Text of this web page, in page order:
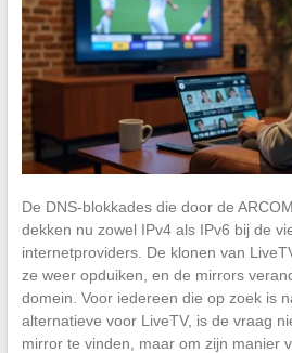
De DNS-blokkades die door de
dekken nu zowel IPv4 als IPv6 bij de
internetproviders. De klonen van
ze weer opduiken, en de mirrors
domein. Voor iedereen die op zoek is
alternatieve voor LiveTV, is de vraag
mirror te vinden, maar om zijn manier